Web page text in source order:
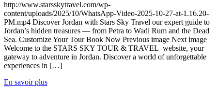
http://www.starsskytravel.com/wp-
content/uploads/2025/10/WhatsApp-Video-2025-10-27-at-1.16.20-
PM.mp4 Discover Jordan with Stars Sky Travel our expert guide to
Jordan’s hidden treasures — from Petra to Wadi Rum and the Dead
Sea. Customize Your Tour Book Now Previous image Next image
Welcome to the STARS SKY TOUR & TRAVEL website, your
gateway to adventure in Jordan. Discover a world of unforgettable
experiences in […]
En savoir plus